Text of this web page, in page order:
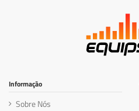
Informação
Sobre Nós